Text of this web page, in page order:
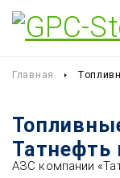
Главная
Татнефть
АЗС компании